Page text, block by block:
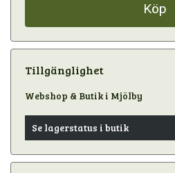
Köp
Tillgänglighet
Webshop & Butik i Mjölby
Se lagerstatus i butik